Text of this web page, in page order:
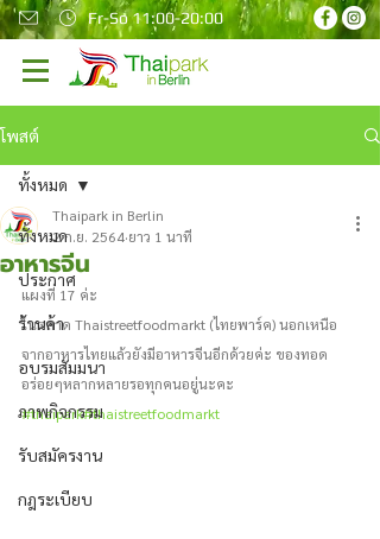
Fr-So 11:00-20:00
โพสต์
ทั้งหมด
ประกาศ
ร้านค้า
อบรมสัมมนา
ภาพกิจกรรม
รับสมัครงาน
กฎระเบียบ
ทั้งหมด
อาหารจีน
Thaipark in Berlin
2 ก.ย. 2564 ยาว 1 นาที
แผงที่ 17 ค่ะ
ในตลาด Thaistreetfoodmarkt (ไทยพาร์ค) นอกเหนือ
จากอาหารไทยแล้วยังมีอาหารจีนอีกด้วยค่ะ ของทอด
อร่อยๆหลากหลายรอทุกคนอยู่นะคะ
#thaipark#thaistreetfoodmarkt